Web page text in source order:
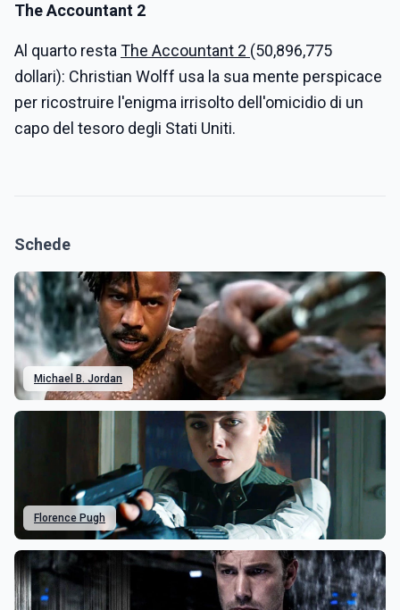
The Accountant 2
Al quarto resta The Accountant 2 (50,896,775
dollari): Christian Wolff usa la sua mente perspicace
per ricostruire l'enigma irrisolto dell'omicidio di un
capo del tesoro degli Stati Uniti.
Schede
Michael B. Jordan
Florence Pugh